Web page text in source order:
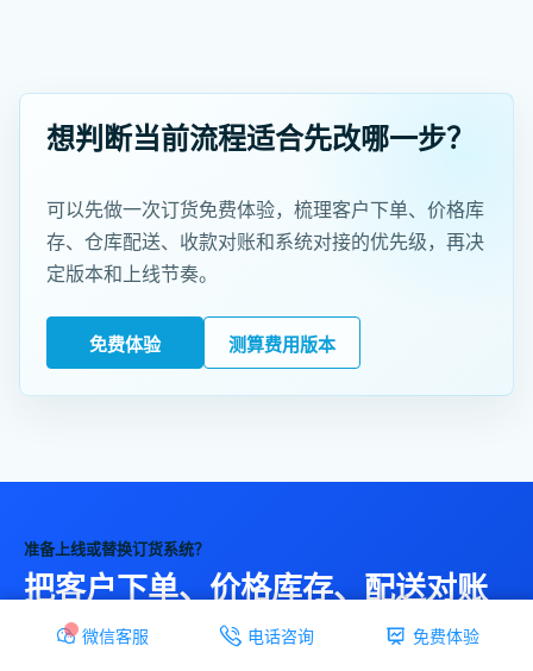
想判断当前流程适合先改哪一步？
可以先做一次订货免费体验，梳理客户下单、价格库
存、仓库配送、收款对账和系统对接的优先级，再决
定版本和上线节奏。
免费体验 测算费用版本
微信客服 电话咨询 免费体验
准备上线或替换订货系统？
把客户下单、价格库存、配送对账
串成一条稳定流程